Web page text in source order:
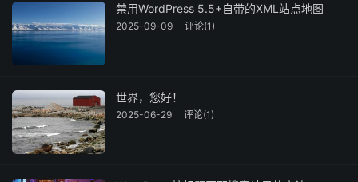
禁用WordPress 5.5+自带的XML站点地图
2025-09-09 评论(1)
世界，您好！
2025-06-29 评论(1)